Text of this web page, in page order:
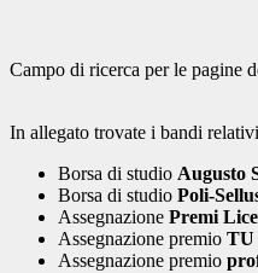
Campo di ricerca per le pagine
In allegato trovate i bandi
Borsa di studio Augusto
Borsa di studio Poli-
Assegnazione Premi
Assegnazione premio TU
Assegnazione premio